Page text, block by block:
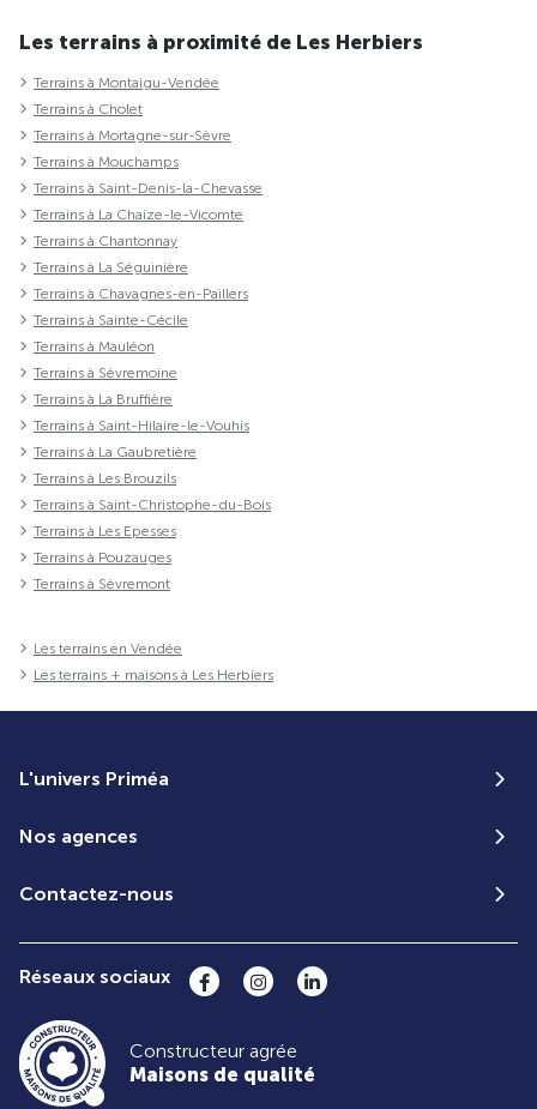
Les terrains à proximité de Les Herbiers
Terrains à Montaigu-Vendée
Terrains à Cholet
Terrains à Mortagne-sur-Sèvre
Terrains à Mouchamps
Terrains à Saint-Denis-la-Chevasse
Terrains à La Chaize-le-Vicomte
Terrains à Chantonnay
Terrains à La Séguinière
Terrains à Chavagnes-en-Paillers
Terrains à Sainte-Cécile
Terrains à Mauléon
Terrains à Sèvremoine
Terrains à La Bruffière
Terrains à Saint-Hilaire-le-Vouhis
Terrains à La Gaubretière
Terrains à Les Brouzils
Terrains à Saint-Christophe-du-Bois
Terrains à Les Epesses
Terrains à Pouzauges
Terrains à Sèvremont
Les terrains en Vendée
Les terrains + maisons à Les Herbiers
L'univers Priméa
Nos agences
Contactez-nous
Réseaux sociaux
Constructeur agrée
Maisons de qualité